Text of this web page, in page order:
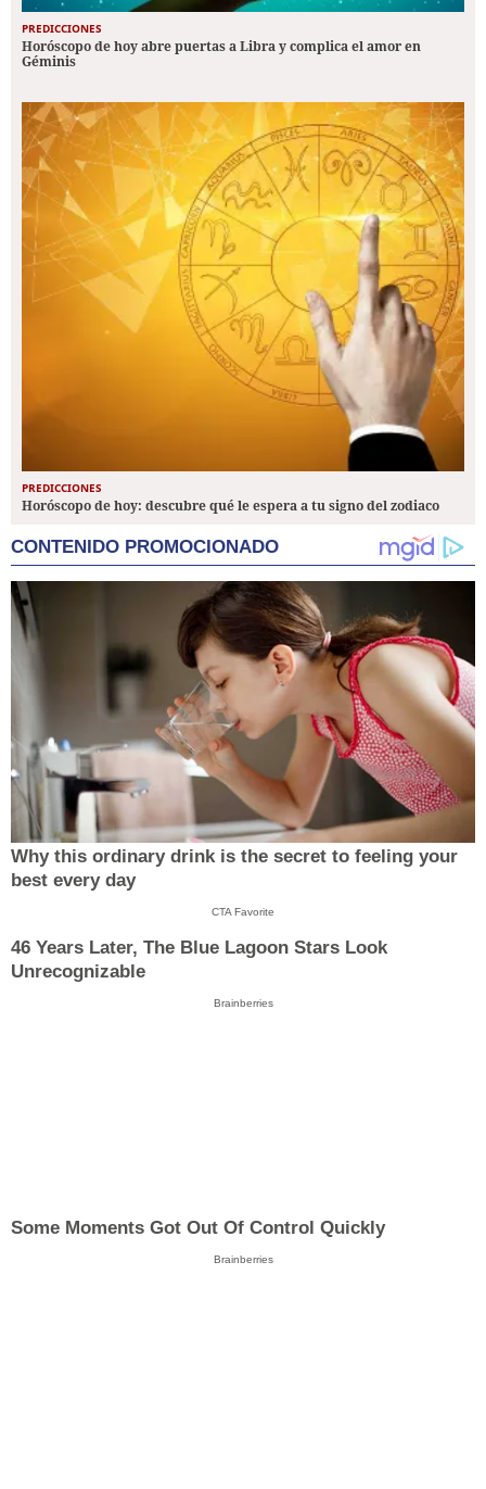
PREDICCIONES
Horóscopo de hoy abre puertas a Libra y complica el amor en
Géminis
PREDICCIONES
Horóscopo de hoy: descubre qué le espera a tu signo del zodiaco
CONTENIDO PROMOCIONADO
Why this ordinary drink is the secret to feeling your
best every day
CTA Favorite
46 Years Later, The Blue Lagoon Stars Look
Unrecognizable
Brainberries
Some Moments Got Out Of Control Quickly
Brainberries